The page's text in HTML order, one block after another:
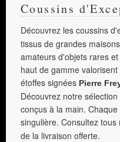
Coussins
Découvrez les coussins
tissus de grandes
amateurs d'objets rares
haut de gamme
étoffes signées Pierre
Découvrez notre
conçus à la main.
singulière. Consultez tous
de la livraison offerte.